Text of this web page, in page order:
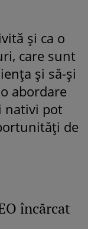
și ca o
care sunt
și să-și
abordare
nativi pot
de
încărcat